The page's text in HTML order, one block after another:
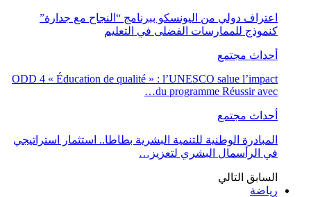
اعتراف دولي من اليونسكو ببرنامج “النجاح مع جدارة”
كنموذج للممارسات الفضلى في التعليم
أحداث مجتمع
ODD 4 « Éducation de qualité » : l’UNESCO salue l’impact
du programme Réussir avec…
أحداث مجتمع
المبادرة الوطنية للتنمية البشرية بطاطا.. استثمار استراتيجي
في الرأسمال البشري لتعزيز…
السابق التالي
رياضة